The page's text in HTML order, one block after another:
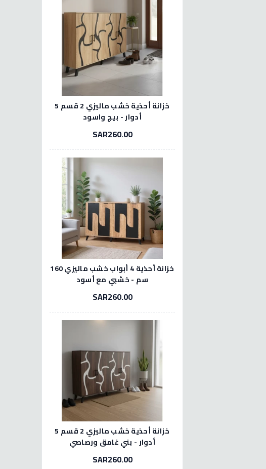
خزانة أحذية خشب ماليزي 2 قسم 5
أدوار - بيج واسود
SAR260.00
خزانة أحذية 4 أبواب خشب ماليزي 160
سم - خشبي مع أسود
SAR260.00
خزانة أحذية خشب ماليزي 2 قسم 5
أدوار - بني غامق ورصاصي
SAR260.00